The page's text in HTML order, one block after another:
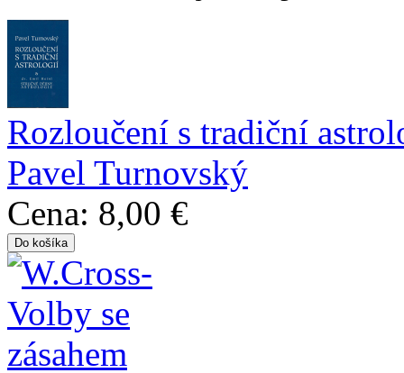
Rozloučení s tradiční
Pavel Turnovský
Cena: 8,00 €